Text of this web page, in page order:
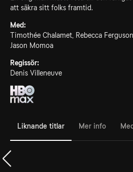
att säkra sitt folks framtid.
Med:
Timothée Chalamet, Rebecca
Jason Momoa
Regissör:
Denis Villeneuve
Liknande titlar Mer info